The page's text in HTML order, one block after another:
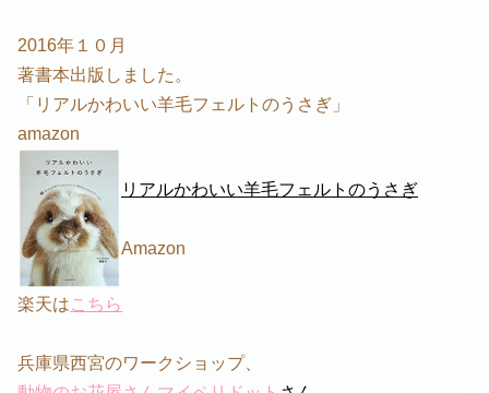
2016年１０月
著書本出版しました。
「リアルかわいい羊毛フェルトのうさぎ」
amazon
リアルかわいい羊毛フェルトのうさぎ
Amazon
楽天はこちら
兵庫県西宮のワークショップ、